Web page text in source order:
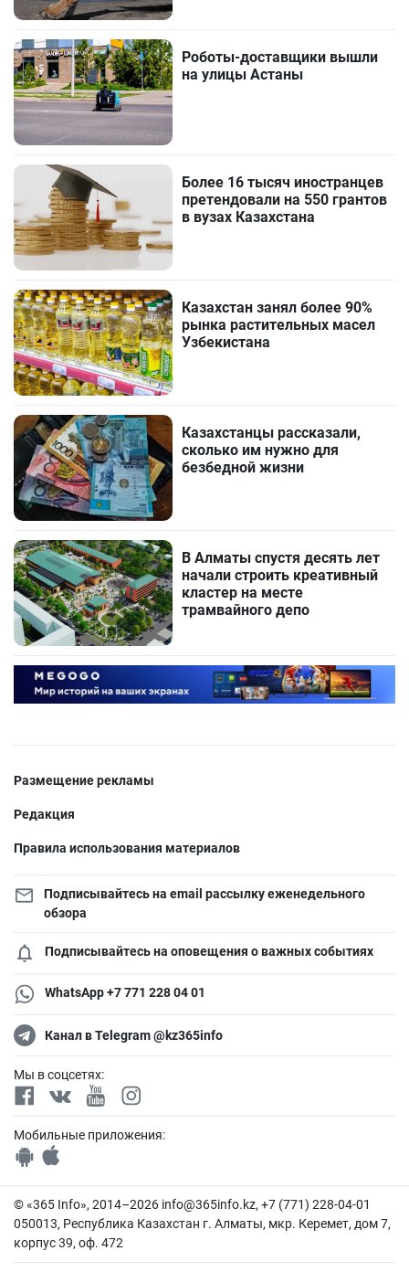
Роботы-доставщики вышли
на улицы Астаны
Более 16 тысяч иностранцев
претендовали на 550 грантов
в вузах Казахстана
Казахстан занял более 90%
рынка растительных масел
Узбекистана
Казахстанцы рассказали,
сколько им нужно для
безбедной жизни
В Алматы спустя десять лет
начали строить креативный
кластер на месте
трамвайного депо
Размещение рекламы
Редакция
Правила использования материалов
Подписывайтесь на email рассылку еженедельного
обзора
Подписывайтесь на оповещения о важных событиях
WhatsApp +7 771 228 04 01
Канал в Telegram @kz365info
Мы в соцсетях:
Мобильные приложения:
© «365 Info», 2014–2026 info@365info.kz, +7 (771) 228-04-01
050013, Республика Казахстан г. Алматы, мкр. Керемет, дом 7,
корпус 39, оф. 472